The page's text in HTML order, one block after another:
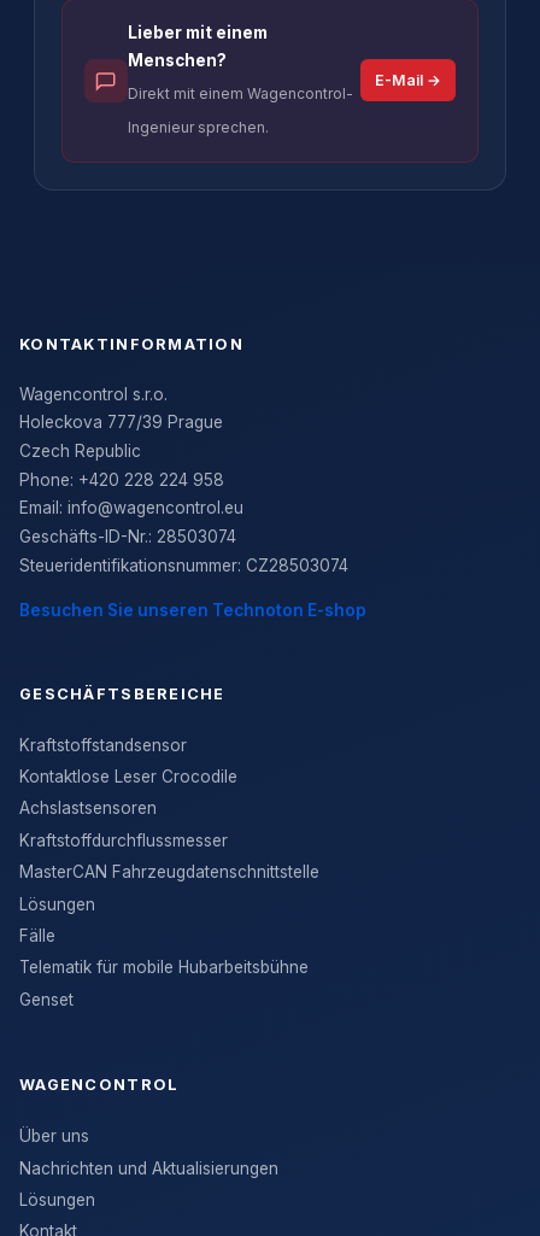
Lieber mit einem
Menschen?
Direkt mit einem Wagencontrol-
Ingenieur sprechen.
E-Mail →
KONTAKTINFORMATION
Wagencontrol s.r.o.
Holeckova 777/39 Prague
Czech Republic
Phone: +420 228 224 958
Email: info@wagencontrol.eu
Geschäfts-ID-Nr.: 28503074
Steueridentifikationsnummer: CZ28503074
Besuchen Sie unseren Technoton E-shop
GESCHÄFTSBEREICHE
Kraftstoffstandsensor
Kontaktlose Leser Crocodile
Achslastsensoren
Kraftstoffdurchflussmesser
MasterCAN Fahrzeugdatenschnittstelle
Lösungen
Fälle
Telematik für mobile Hubarbeitsbühne
Genset
WAGENCONTROL
Über uns
Nachrichten und Aktualisierungen
Lösungen
Kontakt